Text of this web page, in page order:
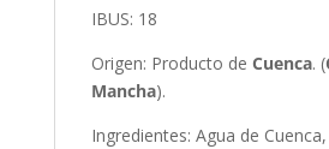
IBUS: 18
Origen: Producto de Cuenca. (
Mancha).
Ingredientes: Agua de